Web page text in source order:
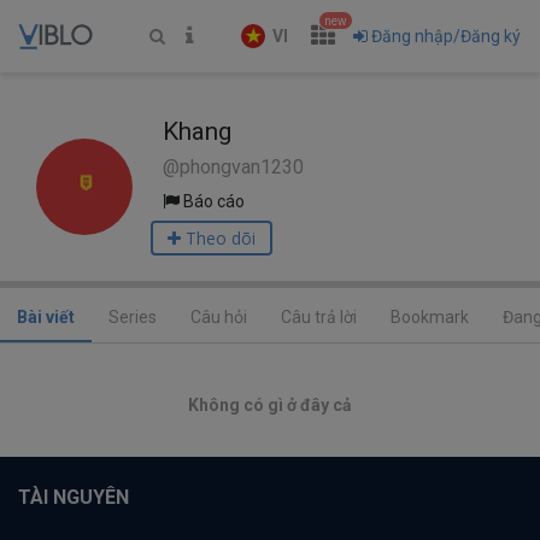
VI
new
Đăng nhập/Đăng ký
Khang
@phongvan1230
Báo cáo
Theo dõi
Bài viết Series Câu hỏi Câu trả lời Bookmark
Không có gì ở đây cả
TÀI NGUYÊN